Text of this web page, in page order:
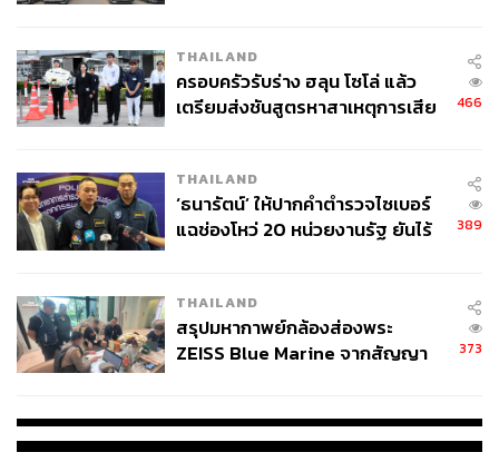
อย่างไร
หมอออย:เมื่อก่อนเวลาคนเขาจะมาคลินิกต้องแอบๆ กันมา
ที่ต้องปกปิด แบบว่าอยากสวย อยากดูดี เป็นธรรมชาติ แต่ไม่
อยากให้ใครรู้ว่าฉันต้องผ่านการทำเครื่อง ไปจิ้ม ไปทำอะไร
มา
บางคนเขาภูมิใจในการที่จะเข้าไปทำคอนเทนต์ในสถาน
เสริมความงาม รู้สึกว่ามันเป็นอะไรที่อยากให้คนได้รับรู้
อยากให้คนได้รู้ว่าฉันได้ทำนะ ลองแล้วไปรีวิวซิว่าเป็น
มากขึ้นค่ะ
THAILAND
ครอบครัวรับร่าง ฮลุน โซโล่ แล้ว
เตรียมส่งชันสูตรหาสาเหตุการเสีย
466
THAILAND
‘ธนารัตน์’ ให้ปากคำตำรวจไซเบอร์
แฉช่องโหว่ 20 หน่วยงานรัฐ ยันไร้
389
THAILAND
สรุปมหากาพย์กล้องส่องพระ
ZEISS Blue Marine จากสัญญา
จ่ายหนี้-แอบระบุแบรนด์
373